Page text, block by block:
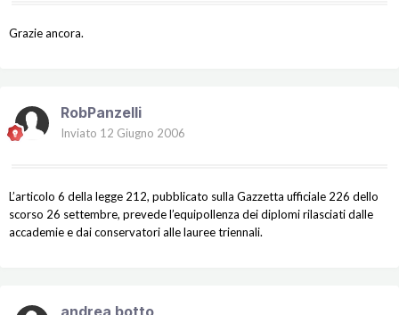
Grazie ancora.
RobPanzelli
Inviato 12 Giugno 2006
L’articolo 6 della legge 212, pubblicato sulla Gazzetta ufficiale 226 dello
scorso 26 settembre, prevede l’equipollenza dei diplomi rilasciati dalle
accademie e dai conservatori alle lauree triennali.